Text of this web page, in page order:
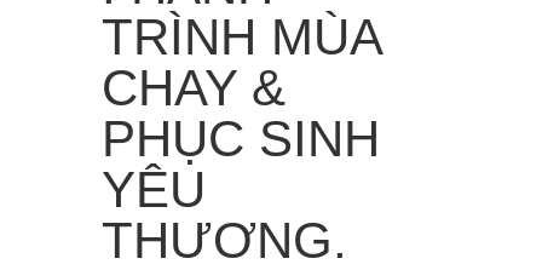
“Từ trời cao, Em sẽ làm mưa hoa hồng rơi xuống trần
gian!”
TRÌNH MÙA
CHAY &
PHỤC SINH
YÊU
THƯƠNG.